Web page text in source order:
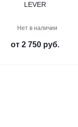
LEVER
Нет в наличии
от2 750 руб.